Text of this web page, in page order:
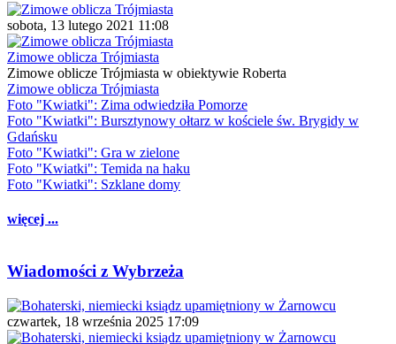
sobota, 13 lutego 2021 11:08
Zimowe oblicza Trójmiasta
Zimowe oblicze Trójmiasta w obiektywie Roberta
Zimowe oblicza Trójmiasta
Foto "Kwiatki": Zima odwiedziła Pomorze
Foto "Kwiatki": Bursztynowy ołtarz w kościele św. Brygidy w
Gdańsku
Foto "Kwiatki": Gra w zielone
Foto "Kwiatki": Temida na haku
Foto "Kwiatki": Szklane domy
więcej ...
Wiadomości z Wybrzeża
czwartek, 18 września 2025 17:09